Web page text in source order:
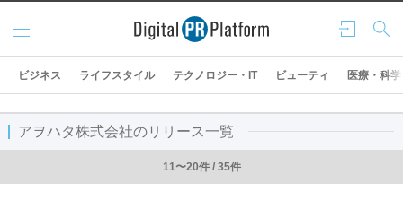
ログ
イン
検索
メニ
ュー
ビジネス ライフスタイル テクノロジー・IT ビューティ 医療・科学
アヲハタ株式会社のリリース一覧
11〜20件 / 35件